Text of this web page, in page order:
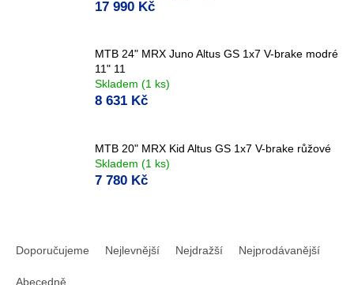
17 990 Kč
MTB 24" MRX Juno Altus GS 1x7 V-brake modré
11" 11
Skladem (1 ks)
8 631 Kč
MTB 20" MRX Kid Altus GS 1x7 V-brake růžové
Skladem (1 ks)
7 780 Kč
Doporučujeme Nejlevnější Nejdražší Nejprodávanější
Abecedně